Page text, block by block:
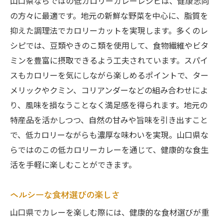
の方々に最適です。地元の新鮮な野菜を中心に、脂質を
抑えた調理法でカロリーカットを実現します。多くのレ
シピでは、豆類やきのこ類を使用して、食物繊維やビタ
ミンを豊富に摂取できるよう工夫されています。スパイ
スもカロリーを気にしながら楽しめるポイントで、ター
メリックやクミン、コリアンダーなどの組み合わせによ
り、風味を損なうことなく満足感を得られます。地元の
特産品を活かしつつ、自然の甘みや旨味を引き出すこと
で、低カロリーながらも濃厚な味わいを実現。山口県な
らではのこの低カロリーカレーを通じて、健康的な食生
活を手軽に楽しむことができます。
ヘルシーな食材選びの楽しさ
山口県でカレーを楽しむ際には、健康的な食材選びが重